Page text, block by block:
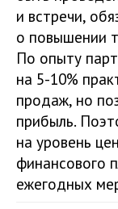
и встречи,
о повышении
По опыту
на 5-10%
продаж, но
прибыль.
на уровень
финансового
ежегодных